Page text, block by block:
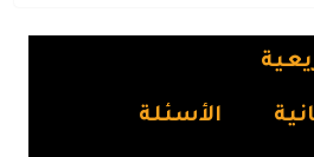
الأسئلة